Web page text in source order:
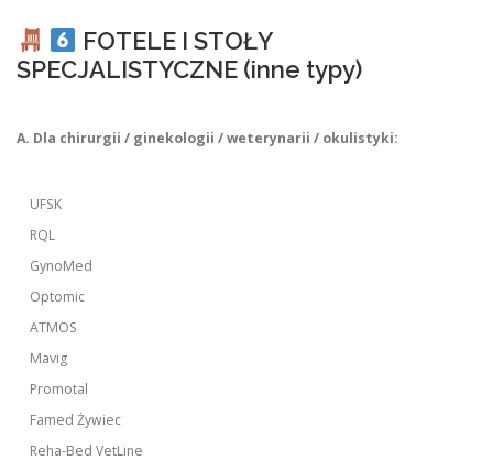
FOTELE I STOŁY
SPECJALISTYCZNE (inne typy)
A. Dla chirurgii / ginekologii / weterynarii / okulistyki:
UFSK
RQL
GynoMed
Optomic
ATMOS
Mavig
Promotal
Famed Żywiec
Reha-Bed VetLine